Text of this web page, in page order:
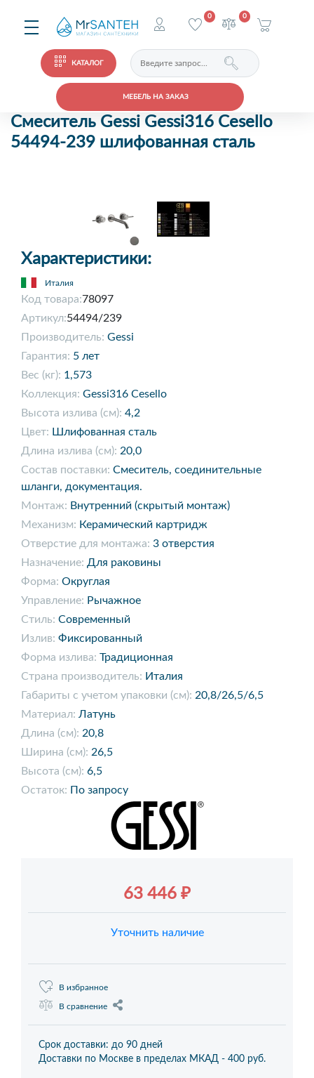
КАТАЛОГ
МЕБЕЛЬ НА ЗАКАЗ
0 0
Смеситель Gessi Gessi316 Cesello
54494-239 шлифованная сталь
Характеристики:
Италия
Код товара:78097
Артикул:54494/239
Производитель: Gessi
Гарантия: 5 лет
Вес (кг): 1,573
Коллекция: Gessi316 Cesello
Высота излива (см): 4,2
Цвет: Шлифованная сталь
Длина излива (см): 20,0
Состав поставки: Смеситель, соединительные
шланги, документация.
Монтаж: Внутренний (скрытый монтаж)
Механизм: Керамический картридж
Отверстие для монтажа: 3 отверстия
Назначение: Для раковины
Форма: Округлая
Управление: Рычажное
Стиль: Современный
Излив: Фиксированный
Форма излива: Традиционная
Страна производитель: Италия
Габариты с учетом упаковки (см): 20,8/26,5/6,5
Материал: Латунь
Длина (см): 20,8
Ширина (см): 26,5
Высота (см): 6,5
Остаток: По запросу
63 446 ₽
Уточнить наличие
В избранное
В сравнение
Срок доставки: до 90 дней
Доставки по Москве в пределах МКАД - 400 руб.